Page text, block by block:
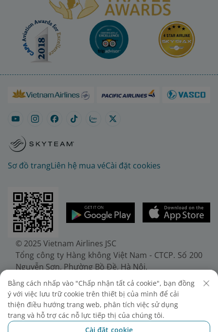
Sơ đồ trangLiên hệ mua véCài đặt cookies
© 2025 Vietnam Airlines JSC
Tổng công ty Hàng không Việt Nam - CTCP. Số 200
Nguyễn Sơn, Phường Bồ Đề, Hà Nội.
Điện thoại: (+84-24) 38272289. Fax: (+84-24)
38722375
Giấy chứng nhận đăng ký doanh nghiệp, mã số
doanh nghiệp 0100107518, đăng ký lần đầu ngày
30/6/2010, đăng ký thay đổi lần thứ 10 ngày
Bằng cách nhấp vào "Chấp nhận tất cả cookie", bạn đồng
ý với việc lưu trữ cookie trên thiết bị của mình để cải
thiện điều hướng trang web, phân tích việc sử dụng
trang và hỗ trợ các nỗ lực tiếp thị của chúng tôi.
Cài đặt cookie